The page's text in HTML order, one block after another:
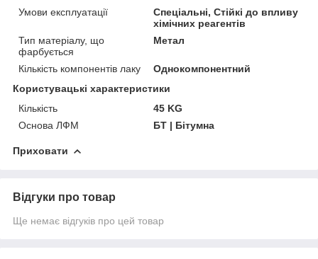
Умови експлуатації
Спеціальні, Стійкі до впливу
хімічних реагентів
Тип матеріалу, що
фарбується
Метал
Кількість компонентів лаку
Однокомпонентний
Користувацькі характеристики
Кількість
45 KG
Основа ЛФМ
БТ | Бітумна
Приховати
Відгуки про товар
Ще немає відгуків про цей товар